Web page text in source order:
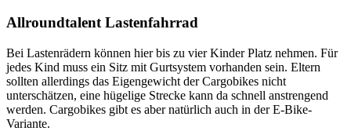
Allroundtalent Lastenfahrrad
Bei Lastenrädern können hier bis zu vier Kinder Platz nehmen. Für
jedes Kind muss ein Sitz mit Gurtsystem vorhanden sein. Eltern
sollten allerdings das Eigengewicht der Cargobikes nicht
unterschätzen, eine hügelige Strecke kann da schnell anstrengend
werden. Cargobikes gibt es aber natürlich auch in der E-Bike-
Variante.